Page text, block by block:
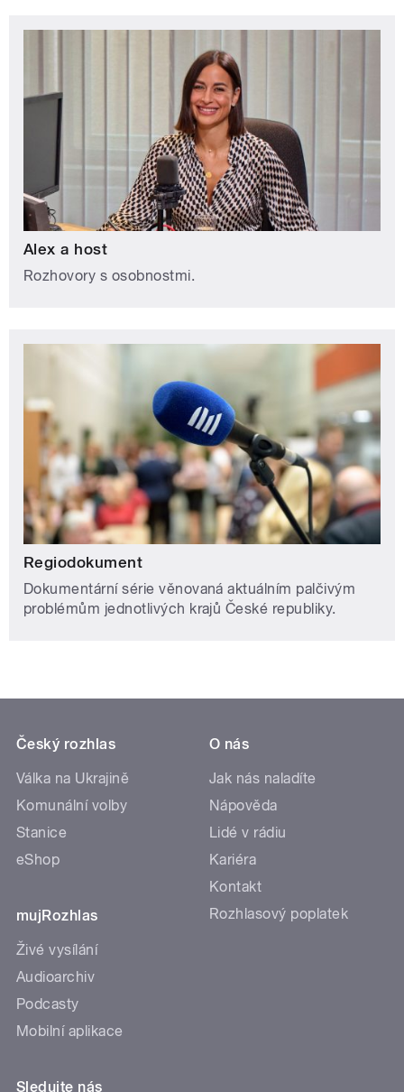
Alex a host
Rozhovory s osobnostmi.
Regiodokument
Dokumentární série věnovaná aktuálním palčivým
problémům jednotlivých krajů České republiky.
Český rozhlas
Válka na Ukrajině
Komunální volby
Stanice
eShop
mujRozhlas
Živé vysílání
Audioarchiv
Podcasty
Mobilní aplikace
O nás
Jak nás naladíte
Nápověda
Lidé v rádiu
Kariéra
Kontakt
Rozhlasový poplatek
Sledujte nás